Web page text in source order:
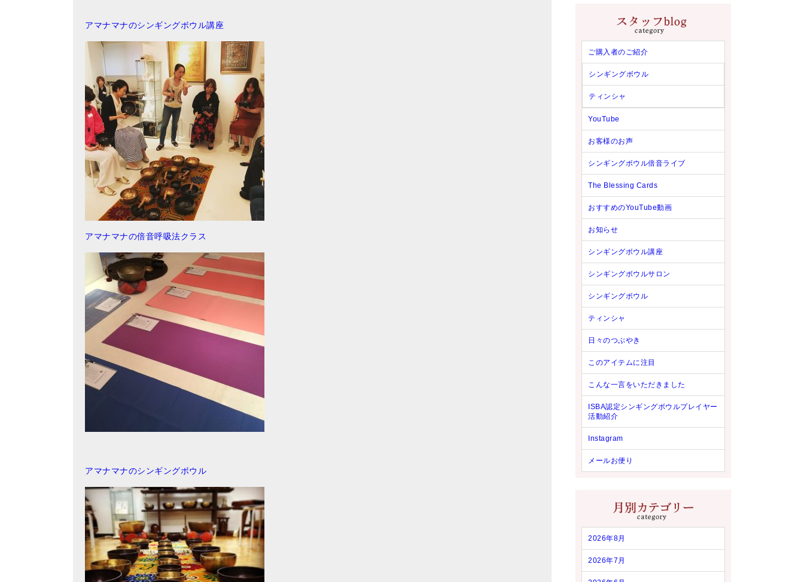
アマナマナのシンギングボウル講座
アマナマナの倍音呼吸法クラス
アマナマナのシンギングボウル
ご購入者のご紹介
シンギングボウル
ティンシャ
YouTube
お客様のお声
シンギングボウル倍音ライブ
The Blessing Cards
おすすめのYouTube動画
お知らせ
シンギングボウル講座
シンギングボウルサロン
シンギングボウル
ティンシャ
日々のつぶやき
このアイテムに注目
こんな一言をいただきました
ISBA認定シンギングボウルプレイヤー
活動紹介
Instagram
メールお便り
2026年8月
2026年7月